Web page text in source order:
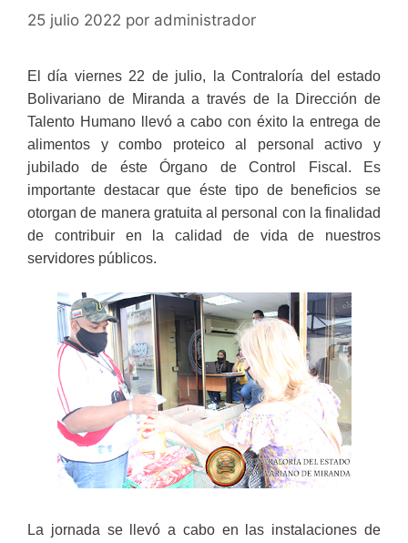
25 julio 2022 por administrador
El día viernes 22 de julio, la Contraloría del estado
Bolivariano de Miranda a través de la Dirección de
Talento Humano llevó a cabo con éxito la entrega de
alimentos y combo proteico al personal activo y
jubilado de éste Órgano de Control Fiscal. Es
importante destacar que éste tipo de beneficios se
otorgan de manera gratuita al personal con la finalidad
de contribuir en la calidad de vida de nuestros
servidores públicos.
La jornada se llevó a cabo en las instalaciones de